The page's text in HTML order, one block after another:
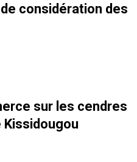
de considération des
sur les cendres
Kissidougou